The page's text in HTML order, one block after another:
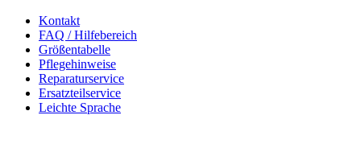
Kontakt
FAQ / Hilfebereich
Größentabelle
Pflegehinweise
Reparaturservice
Ersatzteilservice
Leichte Sprache